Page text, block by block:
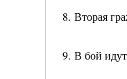
8. Вторая
9. В бой